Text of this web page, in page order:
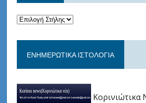
ΕΝΗΜΕΡΩΤΙΚΆ ΙΣΤΟΛΌΓΙΑ
Κορινιώτικα